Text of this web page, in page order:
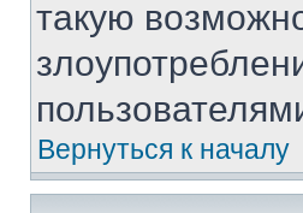
такую
Вернуться к началу